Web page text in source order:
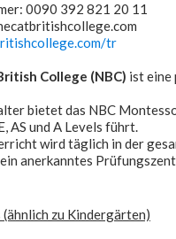
0090 392 821 20 11
tr
College (NBC) ist eine
bietet das NBC
AS und A Levels führt.
wird täglich in der
anerkanntes
zu Kindergärten)